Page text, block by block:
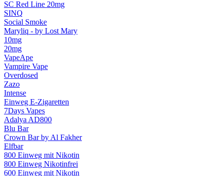
SC Red Line 20mg
SINQ
Social Smoke
Maryliq - by Lost Mary
10mg
20mg
VapeApe
Vampire Vape
Overdosed
Zazo
Intense
Einweg E-Zigaretten
7Days Vapes
Adalya AD800
Blu Bar
Crown Bar by Al Fakher
Elfbar
800 Einweg mit Nikotin
800 Einweg Nikotinfrei
600 Einweg mit Nikotin